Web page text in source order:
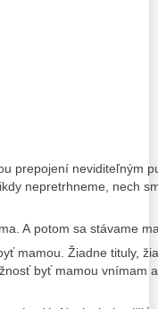
prepojení neviditeľným
nepretrhneme, nech
A potom sa stávame
mamou. Žiadne tituly,
byť mamou vnímam